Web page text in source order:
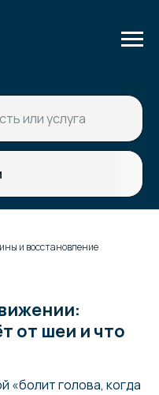
и восстановление
от шеи и что
«болит голова, когда